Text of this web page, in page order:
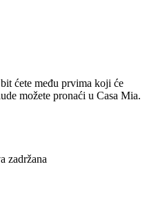
ćete među prvima koji će
možete pronaći u Casa Mia.
zadržana